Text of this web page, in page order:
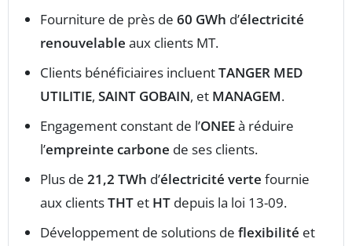
Fourniture de près de 60 GWh d’électricité
renouvelable aux clients MT.
Clients bénéficiaires incluentTANGER MED
UTILITIE, SAINT GOBAIN, et MANAGEM.
Engagement constant de l’ONEEà réduire
l’empreinte carbone de ses clients.
Plus de 21,2 TWh d’électricité verte fournie
aux clientsTHT et HT depuis la loi 13-09.
Développement de solutions de flexibilité et